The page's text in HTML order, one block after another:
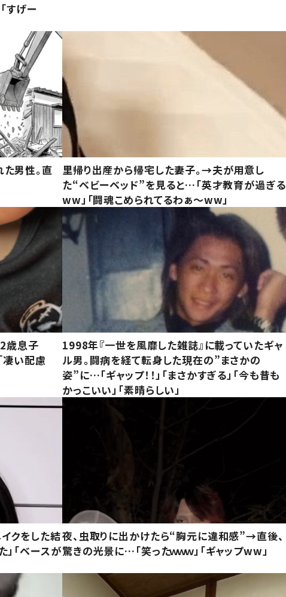
すげー
男性。直
里帰り出産から帰宅した妻子。→夫が用意し
た“ベビーベッド”を見ると…「英才教育が過ぎる
ww」「闘魂こめられてるわぁ～ww」
歳息子
い配慮
1998年『一世を風靡した雑誌』に載っていたギャ
ル男。闘病を経て転身した現在の”まさかの
姿”に…「ギャップ！！」「まさかすぎる」「今も昔も
かっこいい」「素晴らしい」
クをした結
「ベースが
夜、虫取りに出かけたら“胸元に違和感”→直後、
驚きの光景に…「笑ったｗｗｗ」「ギャップww」